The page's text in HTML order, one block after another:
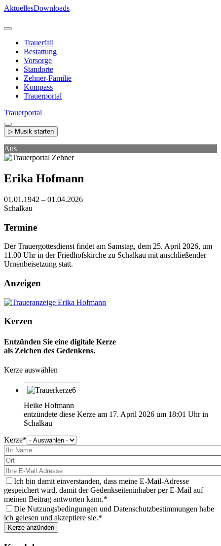
Direkt
Inhalt
AktuellesDownloads
Trauerfall
Bestattung
Vorsorge
Standorte
Zehner-Familie
Kompass
Trauerportal
Trauerportal
▷ Musik starten
Aus
Erika Hofmann
01.01.1942 – 01.04.2026
Schalkau
Termine
Der Trauergottesdienst findet am Samstag, dem 25. April 2026, um
11.00 Uhr in der Friedhofskirche zu Schalkau mit anschließender
Urnenbeisetzung statt.
Anzeigen
Kerzen
Entzünden Sie eine digitale Kerze
als Zeichen des Gedenkens.
Kerze auswählen
Heike Hofmann
entzündete diese Kerze am 17. April 2026 um 18:01 Uhr in
Schalkau
Kerze
wählen
Sie
aus
Ich bin damit einverstanden, dass meine E-Mail-Adresse
gespeichert wird, damit der Gedenkseiteninhaber per E-Mail auf
meinen Beitrag antworten kann.
Die Nutzungsbedingungen und Datenschutzbestimmungen habe
ich gelesen und akzeptiere sie.